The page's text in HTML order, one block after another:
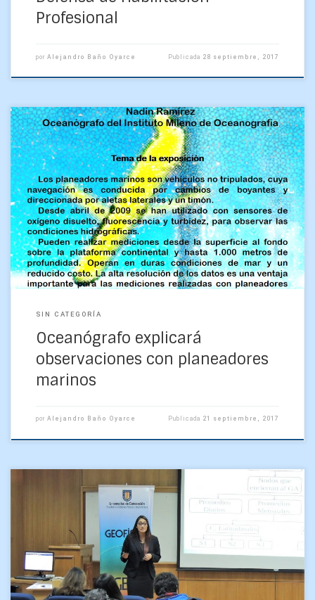
Profesional
por Alejandro Baño Oyarce Publicada 28 septiembre, 2017
SIN CATEGORÍA
Oceanógrafo explicará
observaciones con planeadores
marinos
por Alejandro Baño Oyarce Publicada 21 septiembre, 2017
Con una interesante discusión científica acerca de su
aporte al estudio de los impactos ambientales del país,
finalizó hoy la defensa de su habilitación laboral […]